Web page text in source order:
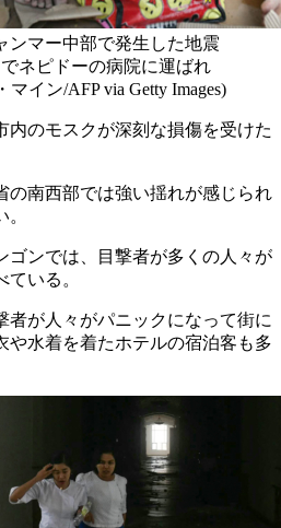
ンマー中部で発生した地震
ネピドーの病院に運ばれ
イン/AFP via Getty Images)
内のモスクが深刻な損傷を受けた
の南西部では強い揺れが感じられ
ゴンでは、目撃者が多くの人々が
いる。
者が人々がパニックになって街に
や水着を着たホテルの宿泊客も多